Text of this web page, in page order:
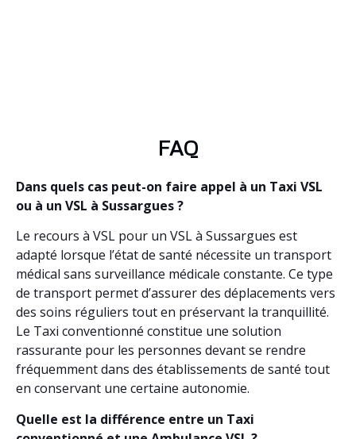
FAQ
Dans quels cas peut-on faire appel à un Taxi VSL
ou à un VSL à Sussargues ?
Le recours à VSL pour un VSL à Sussargues est
adapté lorsque l’état de santé nécessite un transport
médical sans surveillance médicale constante. Ce type
de transport permet d’assurer des déplacements vers
des soins réguliers tout en préservant la tranquillité.
Le Taxi conventionné constitue une solution
rassurante pour les personnes devant se rendre
fréquemment dans des établissements de santé tout
en conservant une certaine autonomie.
Quelle est la différence entre un Taxi